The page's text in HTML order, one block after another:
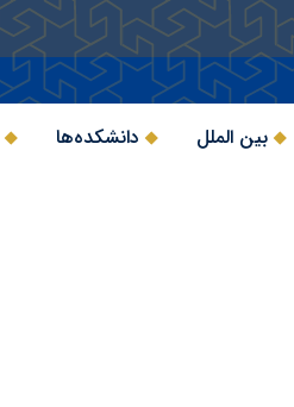
بین الملل دانشکده‌ها